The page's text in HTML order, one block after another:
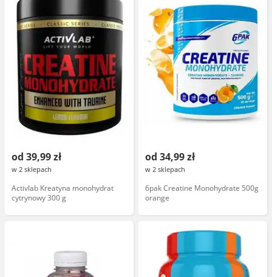
od 39,99 zł
w 2 sklepach
Activlab Kreatyna monohydrat
cytrynowy 300 g
od 34,99 zł
w 2 sklepach
6pak Creatine Monohydrate 500g
orange